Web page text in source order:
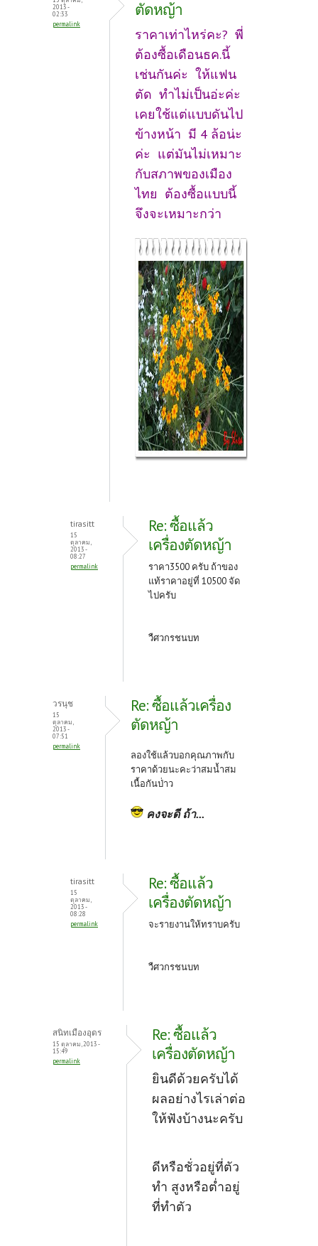
2013 -
02:33
permalink
ตัดหญ้า
ราคาเท่าไหร่คะ? พี่
ต้องซื้อเดือนธค.นี้
เช่นกันค่ะ ให้แฟน
ตัด ทำไม่เป็นอ่ะค่ะ
เคยใช้แต่แบบดันไป
ข้างหน้า มี 4 ล้อน่ะ
ค่ะ แต่มันไม่เหมาะ
กับสภาพของเมือง
ไทย ต้องซื้อแบบนี้
จึงจะเหมาะกว่า
tirasitt
15
ตุลาคม,
2013 -
08:27
permalink
Re: ซื้อแล้ว
เครื่องตัดหญ้า
ราคา3500 ครับ ถ้าของ
แท้ราคาอยู่ที่ 10500 จัด
ไปครับ
วืศวกรชนบท
วรนุช
15
ตุลาคม,
2013 -
07:51
permalink
Re: ซื้อแล้วเครื่อง
ตัดหญ้า
ลองใช้แล้วบอกคุณภาพกับ
ราคาด้วยนะคะว่าสมน้ำสม
เนื้อกันป่่าว
คงจะดี ถ้า...
tirasitt
15
ตุลาคม,
2013 -
08:28
permalink
Re: ซื้อแล้ว
เครื่องตัดหญ้า
จะรายงานให้ทราบครับ
วืศวกรชนบท
สนิทเมืองอุดร
15 ตุลาคม, 2013 -
15:49
permalink
Re: ซื้อแล้ว
เครื่องตัดหญ้า
ยินดีด้วยครับได้
ผลอย่างไรเล่าต่อ
ให้ฟังบ้างนะครับ
ดีหรือชั่วอยู่ที่ตัว
ทำ สูงหรือต่ำอยู่
ที่ทำตัว